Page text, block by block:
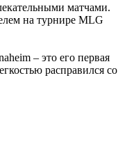
матчами.
на турнире MLG
– это его первая
расправился со